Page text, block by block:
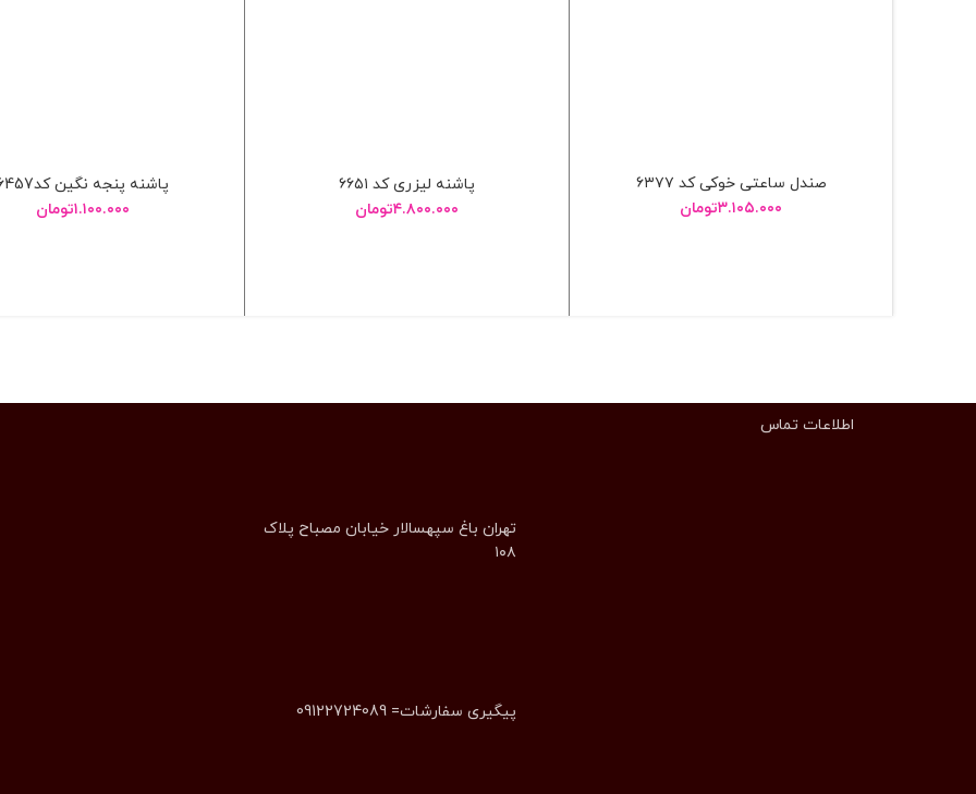
صندل ساعتی خوکی کد ۶۳۷۷
۳.۱۰۵.۰۰۰تومان
پاشنه لیزری کد ۶۶۵۱
۴.۸۰۰.۰۰۰تومان
پاشنه پنجه نگین کد6457
۱.۱۰۰.۰۰۰تومان
اطلاعات تماس
تهران باغ سپهسالار خیابان مصباح پلاک
۱۰۸
پیگیری سفارشات= 09122724089